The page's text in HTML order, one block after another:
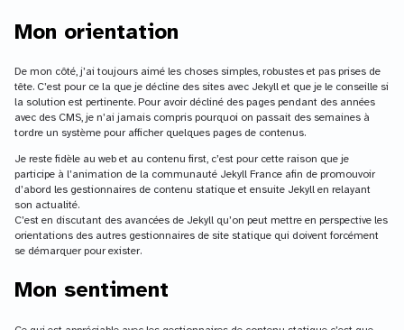
Mon orientation
De mon côté, j’ai toujours aimé les choses simples, robustes et pas prises de
tête. C’est pour ce la que je décline des sites avec Jekyll et que je le conseille si
la solution est pertinente. Pour avoir décliné des pages pendant des années
avec des CMS, je n’ai jamais compris pourquoi on passait des semaines à
tordre un système pour afficher quelques pages de contenus.
Je reste fidèle au web et au contenu first, c’est pour cette raison que je
participe à l’animation de la communauté Jekyll France afin de promouvoir
d’abord les gestionnaires de contenu statique et ensuite Jekyll en relayant
son actualité.
C’est en discutant des avancées de Jekyll qu’on peut mettre en perspective les
orientations des autres gestionnaires de site statique qui doivent forcément
se démarquer pour exister.
Mon sentiment